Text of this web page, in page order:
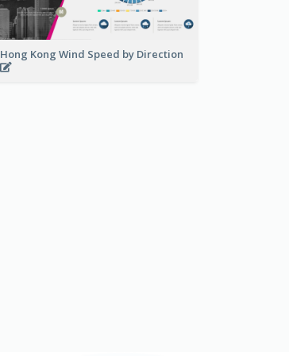
Hong Kong Wind Speed by Direction